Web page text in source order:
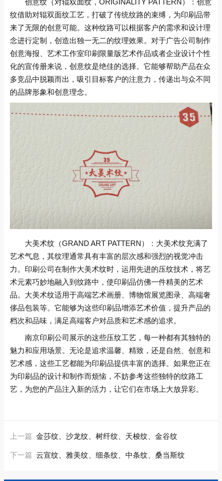
创意纹（对辊双面纹，ORIGINALITY PATTERN）：创意
纹借助对辊双面纹工艺，打破了传统纹路的束缚，为印刷品带
来了无限的创意可能。这种纹路可以根据客户的需求和设计理
念进行定制，创造出独一无二的纹理效果。对于广告公司制作
创意海报、艺术工作室印刷限量版艺术作品或者企业设计个性
化的宣传册来说，创意纹是绝佳的选择。它能够帮助产品在众
多竞品中脱颖而出，吸引目标客户的注意力，传递出与众不同
的品牌形象和创意理念。
大美术纹（GRAND ART PATTERN）：大美术纹充满了
艺术气息，其纹理通常具有丰富的层次感和强烈的视觉冲击
力。印刷公司在制作大美术纹时，运用先进的压纹技术，将艺
术元素巧妙地融入到纹路中，使印刷品仿佛一件精美的艺术
品。大美术纹适用于高端艺术画册、博物馆展览图录、高端奢
侈品包装等。它能够为这些印刷品增添艺术价值，提升产品的
档次和品味，满足高端客户对品质和艺术感的追求。
南京印刷公司展示的这些压纹工艺，每一种都有其独特的
魅力和应用场景。无论是追求温馨、精致，还是自然、创意和
艺术感，这些工艺都能为印刷品提供丰富的选择。如果您正在
为印刷品的设计和制作而烦恼，不妨参考这些独特的纹路工
艺，为您的产品注入新的活力，让它们在市场上大放异彩。
上一篇 金莎纹、沙龙纹、树纤纹、天梭纹、金谷纹
下一篇 云宣纹、雅美纹、细条纹、中条纹、桑当斯纹